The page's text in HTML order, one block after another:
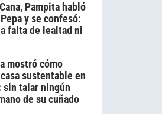
Pampita habló
y se confesó:
falta de lealtad ni
mostró cómo
sustentable en
sin talar ningún
de su cuñado